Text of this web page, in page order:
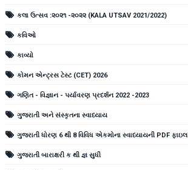
કલા ઉત્સવ :૨૦૨૧ -૨૦૨૨ (KALA UTSAV 2021/2022)
કવિઓ
કાવ્યો
કોમન એન્ટ્રસ ટેસ્ટ (CET) 2026
ગણિત - વિજ્ઞાન - પર્યાવરણ પ્રદર્શન 2022 -2023
ગુજરાતી અને સંસ્કૃતના સ્વાધ્યાય
ગુજરાતી ધોરણ 6 થી 8 વિવિધ એકમોના સ્વાધ્યાયની PDF ફાઇલ
ગુજરાતી બારાક્ષરી ક થી જ્ઞ સુધી